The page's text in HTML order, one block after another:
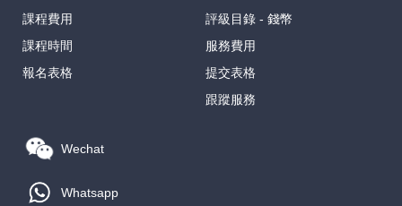
課程費用
課程時間
報名表格
評級目錄 - 錢幣
服務費用
提交表格
跟蹤服務
Wechat
Whatsapp